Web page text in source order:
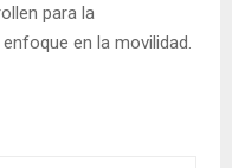
para la
en la movilidad.